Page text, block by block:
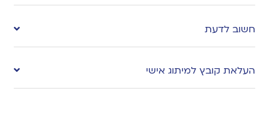
חשוב לדעת
העלאת קובץ למיתוג אישי